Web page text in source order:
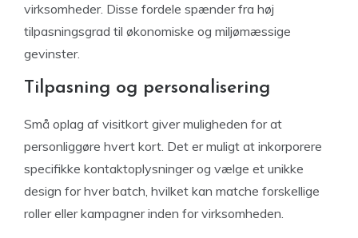
virksomheder. Disse fordele spænder fra høj
tilpasningsgrad til økonomiske og miljømæssige
gevinster.
Tilpasning og personalisering
Små oplag af visitkort giver muligheden for at
personliggøre hvert kort. Det er muligt at inkorporere
specifikke kontaktoplysninger og vælge et unikke
design for hver batch, hvilket kan matche forskellige
roller eller kampagner inden for virksomheden.